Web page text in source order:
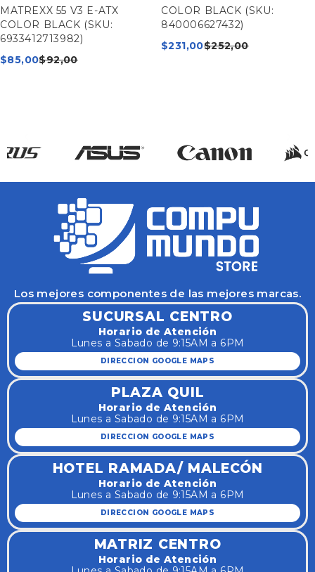
MATREXX 55 V3 E-ATX
COLOR BLACK (SKU:
6933412713982)
$92,00
$85,00
COLOR BLACK (SKU:
840006627432)
$252,00
$231,00
Los mejores componentes de las mejores marcas.
SUCURSAL CENTRO
Horario de Atención
Lunes a Sabado de 9:15AM a 6PM
DIRECCION GOOGLE MAPS
PLAZA QUIL
Horario de Atención
Lunes a Sabado de 9:15AM a 6PM
DIRECCION GOOGLE MAPS
HOTEL RAMADA/ MALECÓN
Horario de Atención
Lunes a Sabado de 9:15AM a 6PM
DIRECCION GOOGLE MAPS
MATRIZ CENTRO
Horario de Atención